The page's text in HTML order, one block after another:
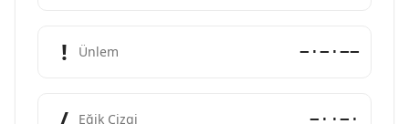
! Ünlem −·−·−−
Eğik Çizgi −··−·